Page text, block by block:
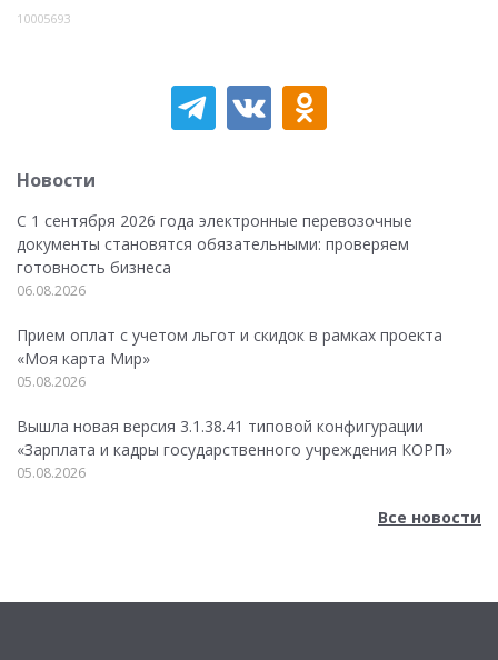
10005693
Новости
С 1 сентября 2026 года электронные перевозочные
документы становятся обязательными: проверяем
готовность бизнеса
06.08.2026
Прием оплат с учетом льгот и скидок в рамках проекта
«Моя карта Мир»
05.08.2026
Вышла новая версия 3.1.38.41 типовой конфигурации
«Зарплата и кадры государственного учреждения КОРП»
05.08.2026
Все новости